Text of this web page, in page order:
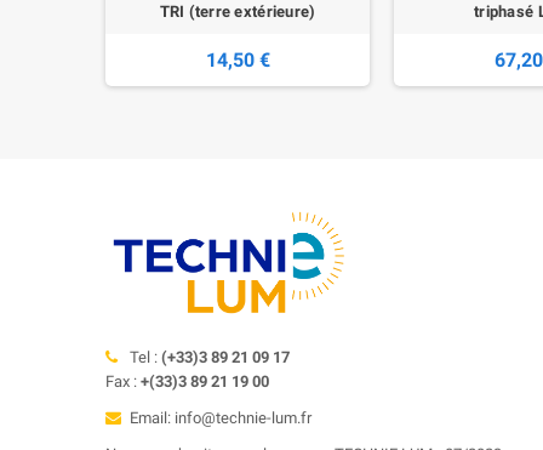
TRI (terre extérieure)
14,50 €
triphasé
Tel : (+33)3 89 21 09 17
Fax : +(33)3 89 21 19 00
Email: info@technie-lum.fr